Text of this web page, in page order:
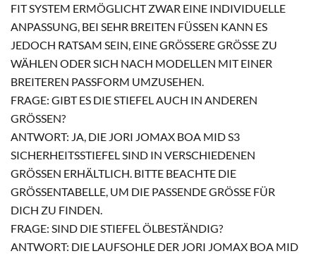
IT SYSTEM ERMÖGLICHT ZWAR EINE INDIVIDUELLE A
NPASSUNG, BEI SEHR BREITEN FÜSSEN KANN ES JE
DOCH RATSAM SEIN, EINE GRÖSSERE GRÖSSE ZU WÄHL
EN ODER SICH NACH MODELLEN MIT EINER BREI
TEREN PASSFORM UMZUSEHEN.
FRAGE: GIBT ES DIE STIEFEL AUCH IN ANDEREN
GRÖSSEN?
ANTWORT: JA, DIE JORI JOMAX BOA MID S3
SICHERHEITSSTIEFEL SIND IN VERSCHIEDENEN
GRÖSSEN ERHÄLTLICH. BITTE BEACHTE DIE G
RÖSSENTABELLE, UM DIE PASSENDE GRÖSSE FÜR DIC
H ZU FINDEN.
FRAGE: SIND DIE STIEFEL ÖLBESTÄNDIG?
ANTWORT: DIE LAUFSOHLE DER JORI JOMAX BOA MID